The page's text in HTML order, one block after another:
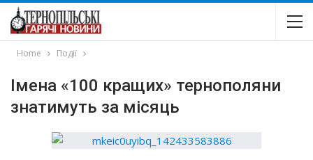
Home Події
Імена «100 кращих» тернополяни
знатимуть за місяць